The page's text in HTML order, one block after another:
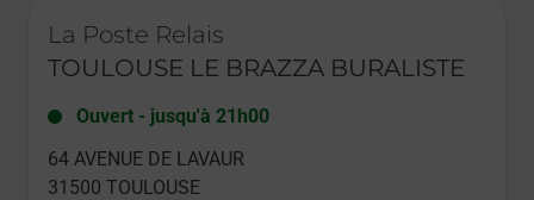
La Poste Relais
TOULOUSE LE BRAZZA BURALISTE
Ouvert - jusqu'à 21h00
64 AVENUE DE LAVAUR
31500 TOULOUSE